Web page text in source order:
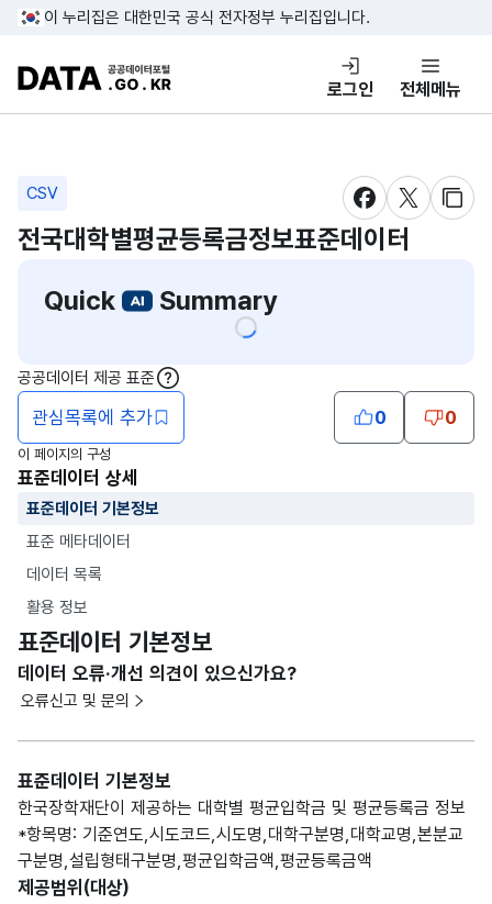
콘텐츠 바로가기
푸터 바로가기
이 누리집은 대한민국 공식 전자정부 누리집입니다.
DATA.GO.KR 공공데이터포털
로그인 전체메뉴
CSV
새창 열림새창 열림
새창
전국대학별평균등록금정보표준데이터
Quick
Summary
관심목록에 추가
공공데이터 제공 표준
도움말
0
0
이 페이지의 구성
표준데이터 상세
표준데이터 기본정보
표준 메타데이터
데이터 목록
활용 정보
표준데이터 기본정보
데이터 오류·개선 의견이 있으신가요?
오류신고 및 문의
표준데이터 기본정보
한국장학재단이 제공하는 대학별 평균입학금 및 평균등록금 정보
*항목명: 기준연도,시도코드,시도명,대학구분명,대학교명,본분교
구분명,설립형태구분명,평균입학금액,평균등록금액
제공범위(대상)